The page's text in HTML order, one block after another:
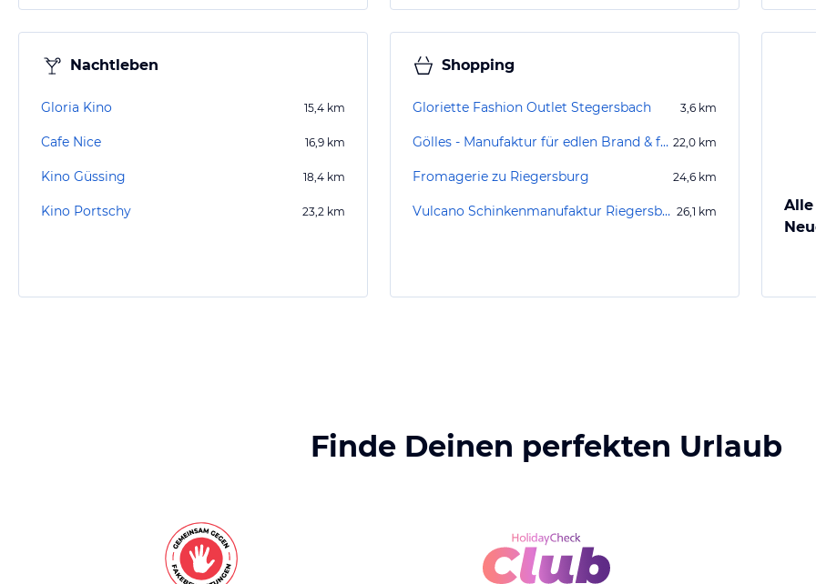
Nachtleben
Gloria Kino 15,4 km
Cafe Nice 16,9 km
Kino Güssing 18,4 km
Kino Portschy 23,2 km
Shopping
Gloriette Fashion Outlet Stegersbach 3,6 km
Gölles - Manufaktur für edlen Brand & feinen Essig 22,0 km
Fromagerie zu Riegersburg 24,6 km
Vulcano Schinkenmanufaktur Riegersburg 26,1 km
Finde Deinen perfekten Urlaub